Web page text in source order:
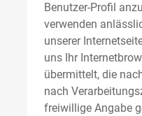
Benutzer-Profil
verwenden
unserer
uns Ihr
übermittelt, die
nach
freiwillige Angabe